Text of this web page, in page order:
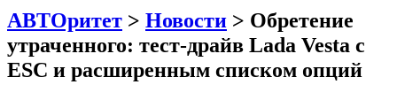
АВТОритет > Новости > Обретение
утраченного: тест-драйв Lada Vesta с
ESC и расширенным списком опций